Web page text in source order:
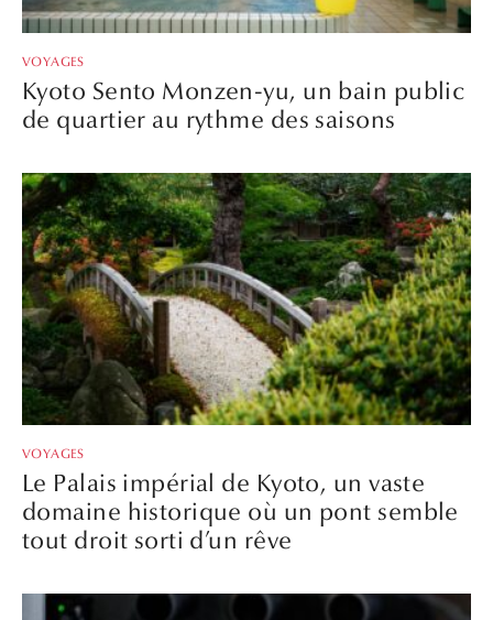
VOYAGES
Kyoto Sento Monzen-yu, un bain public
de quartier au rythme des saisons
VOYAGES
Le Palais impérial de Kyoto, un vaste
domaine historique où un pont semble
tout droit sorti d’un rêve